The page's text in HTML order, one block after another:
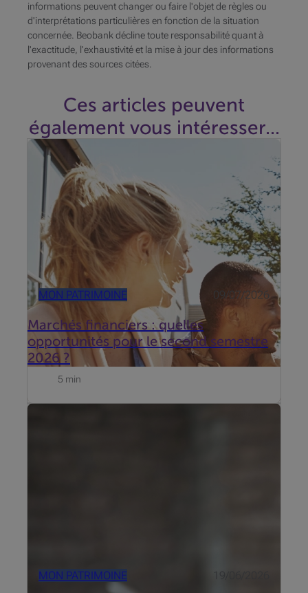
informations peuvent changer ou faire l'objet de règles ou
d'interprétations particulières en fonction de la situation
concernée. Beobank décline toute responsabilité quant à
l'exactitude, l'exhaustivité et la mise à jour des informations
provenant des sources citées.
Ces articles peuvent
également vous intéresser...
MON PATRIMOINE 09/07/2026
Marchés financiers : quelles
opportunités pour le second semestre
2026 ?
Entre tensions géopolitiques et révolution de l’IA, les
marchés restent résilients. Quels thèmes privilégier
au second semestre ?
5 min
MON PATRIMOINE
Mise à jour du 19 juni 2026